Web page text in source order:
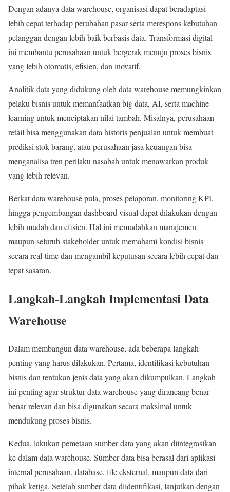
Dengan adanya data warehouse, organisasi dapat beradaptasi
lebih cepat terhadap perubahan pasar serta merespons kebutuhan
pelanggan dengan lebih baik berbasis data. Transformasi digital
ini membantu perusahaan untuk bergerak menuju proses bisnis
yang lebih otomatis, efisien, dan inovatif.
Analitik data yang didukung oleh data warehouse memungkinkan
pelaku bisnis untuk memanfaatkan big data, AI, serta machine
learning untuk menciptakan nilai tambah. Misalnya, perusahaan
retail bisa menggunakan data historis penjualan untuk membuat
prediksi stok barang, atau perusahaan jasa keuangan bisa
menganalisa tren perilaku nasabah untuk menawarkan produk
yang lebih relevan.
Berkat data warehouse pula, proses pelaporan, monitoring KPI,
hingga pengembangan dashboard visual dapat dilakukan dengan
lebih mudah dan efisien. Hal ini memudahkan manajemen
maupun seluruh stakeholder untuk memahami kondisi bisnis
secara real-time dan mengambil keputusan secara lebih cepat dan
tepat sasaran.
Langkah-Langkah Implementasi Data
Warehouse
Dalam membangun data warehouse, ada beberapa langkah
penting yang harus dilakukan. Pertama, identifikasi kebutuhan
bisnis dan tentukan jenis data yang akan dikumpulkan. Langkah
ini penting agar struktur data warehouse yang dirancang benar-
benar relevan dan bisa digunakan secara maksimal untuk
mendukung proses bisnis.
Kedua, lakukan pemetaan sumber data yang akan diintegrasikan
ke dalam data warehouse. Sumber data bisa berasal dari aplikasi
internal perusahaan, database, file eksternal, maupun data dari
pihak ketiga. Setelah sumber data diidentifikasi, lanjutkan dengan